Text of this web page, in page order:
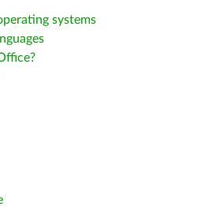
systems